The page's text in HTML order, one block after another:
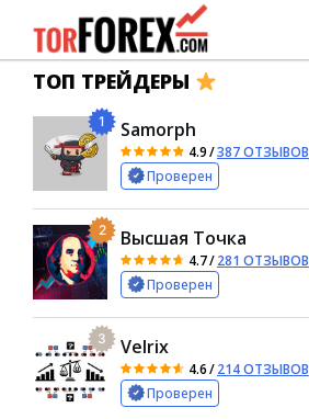
ТОП ТРЕЙДЕРЫ
1 Samorph
4.9/387 ОТЗЫВОВ
Проверен
2 Высшая Точка
4.7/281 ОТЗЫВОВ
Проверен
3 Velrix
4.6/214 ОТЗЫВОВ
Проверен